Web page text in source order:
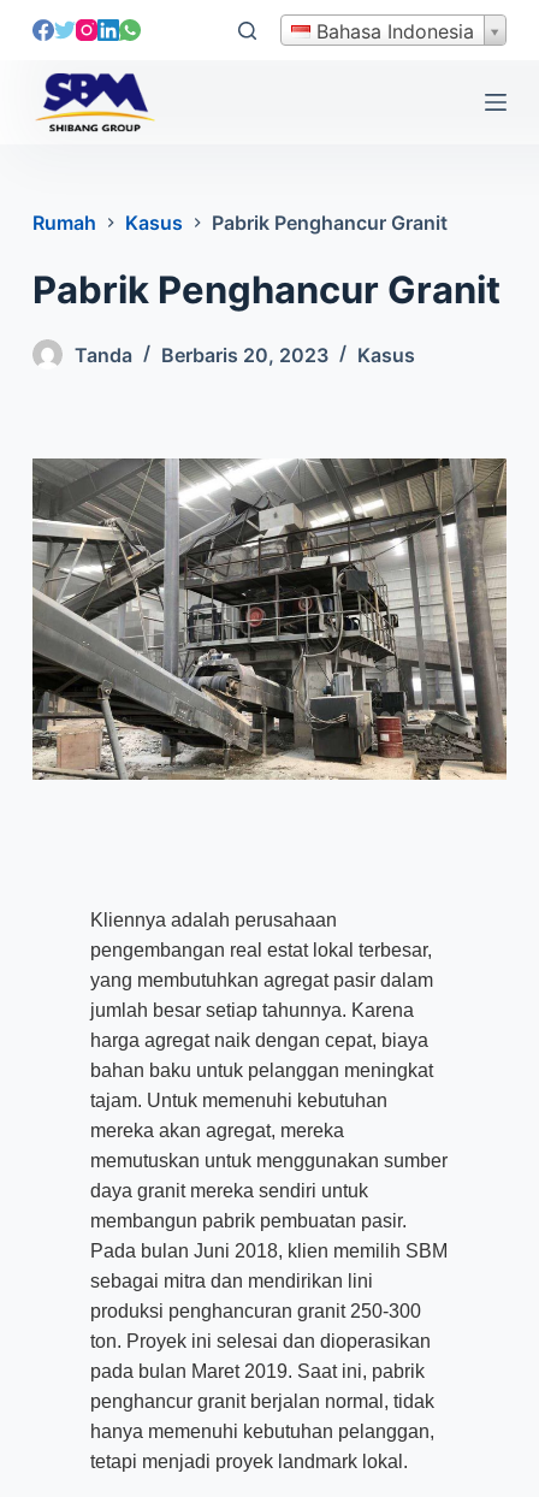
L
Bahasa Indonesia
Rumah Kasus Pabrik Penghancur Granit
Pabrik Penghancur Granit
Tanda Berbaris 20, 2023 Kasus
Kliennya adalah perusahaan
pengembangan real estat lokal terbesar,
yang membutuhkan agregat pasir dalam
jumlah besar setiap tahunnya. Karena
harga agregat naik dengan cepat, biaya
bahan baku untuk pelanggan meningkat
tajam. Untuk memenuhi kebutuhan
mereka akan agregat, mereka
memutuskan untuk menggunakan sumber
daya granit mereka sendiri untuk
membangun pabrik pembuatan pasir.
Pada bulan Juni 2018, klien memilih SBM
sebagai mitra dan mendirikan lini
produksi penghancuran granit 250-300
ton. Proyek ini selesai dan dioperasikan
pada bulan Maret 2019. Saat ini, pabrik
penghancur granit berjalan normal, tidak
hanya memenuhi kebutuhan pelanggan,
tetapi menjadi proyek landmark lokal.